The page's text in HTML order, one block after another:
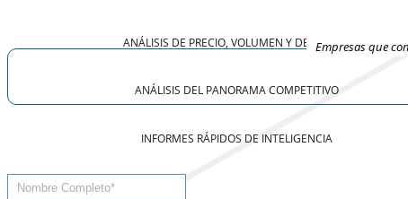
ANÁLISIS DE PRECIO, VOLUMEN Y DEMANDA
ANÁLISIS DEL PANORAMA COMPETITIVO
INFORMES RÁPIDOS DE INTELIGENCIA
Empresas que